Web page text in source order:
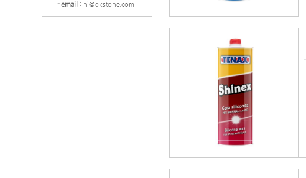
- email :hi@okstone.com